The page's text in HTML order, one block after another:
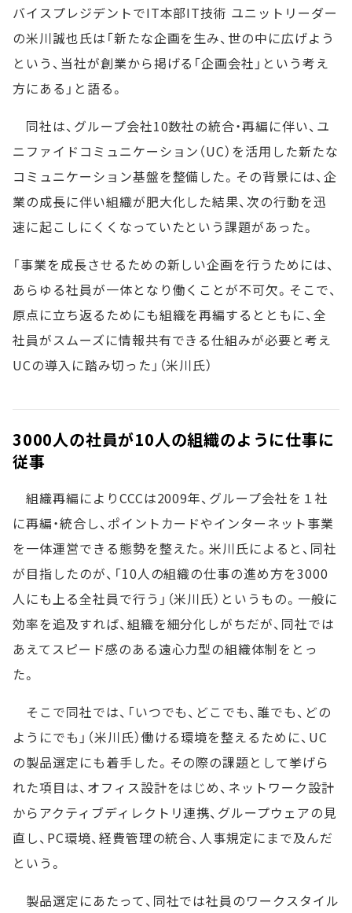
バイスプレジデントでIT本部IT技術 ユニットリーダー
の米川誠也氏は「新たな企画を生み、世の中に広げよう
という、当社が創業から掲げる「企画会社」という考え
方にある」と語る。
同社は、グループ会社10数社の統合・再編に伴い、ユ
ニファイドコミュニケーション（UC）を活用した新たな
コミュニケーション基盤を整備した。その背景には、企
業の成長に伴い組織が肥大化した結果、次の行動を迅
速に起こしにくくなっていたという課題があった。
「事業を成長させるための新しい企画を行うためには、
あらゆる社員が一体となり働くことが不可欠。そこで、
原点に立ち返るためにも組織を再編するとともに、全
社員がスムーズに情報共有できる仕組みが必要と考え
UCの導入に踏み切った」（米川氏）
3000人の社員が10人の組織のように仕事に
従事
組織再編によりCCCは2009年、グループ会社を１社
に再編・統合し、ポイントカードやインターネット事業
を一体運営できる態勢を整えた。米川氏によると、同社
が目指したのが、「10人の組織の仕事の進め方を3000
人にも上る全社員で行う」（米川氏）というもの。一般に
効率を追及すれば、組織を細分化しがちだが、同社では
あえてスピード感のある遠心力型の組織体制をとっ
た。
そこで同社では、「いつでも、どこでも、誰でも、どの
ようにでも」（米川氏）働ける環境を整えるために、UC
の製品選定にも着手した。その際の課題として挙げら
れた項目は、オフィス設計をはじめ、ネットワーク設計
からアクティブディレクトリ連携、グループウェアの見
直し、PC環境、経費管理の統合、人事規定にまで及んだ
という。
製品選定にあたって、同社では社員のワークスタイル